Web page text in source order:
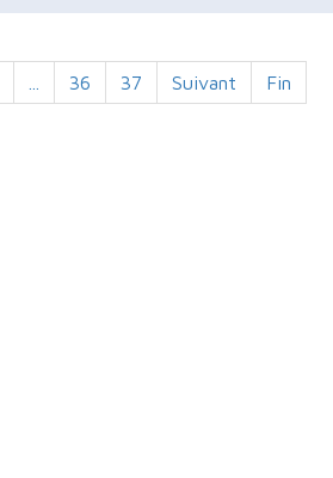
36 37 Suivant Fin